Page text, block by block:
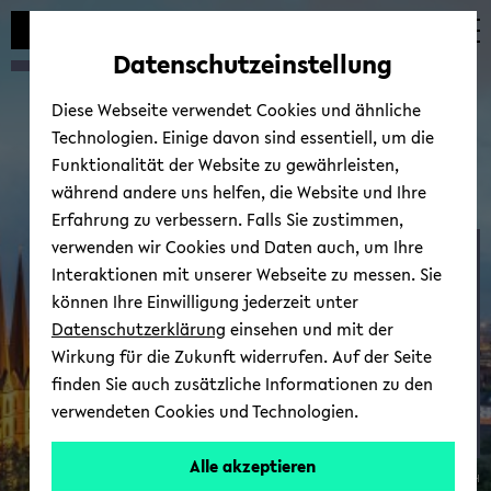
Automatische
vermeiden
skip
main
skip
main
skip
footer
CHIM­S­PAS 2024
Or­
© de­te­ring­de­sign GmbH
Datenschutzeinstellung
Diese Webseite verwendet Cookies und ähnliche
Technologien. Einige davon sind essentiell, um die
Funktionalität der Website zu gewährleisten,
während andere uns helfen, die Website und Ihre
Erfahrung zu verbessern. Falls Sie zustimmen,
verwenden wir Cookies und Daten auch, um Ihre
Interaktionen mit unserer Webseite zu messen. Sie
können Ihre Einwilligung jederzeit unter
Datenschutzerklärung einsehen und mit der
Wirkung für die Zukunft widerrufen. Auf der Seite
finden Sie auch zusätzliche Informationen zu den
verwendeten Cookies und Technologien.
Alle akzeptieren